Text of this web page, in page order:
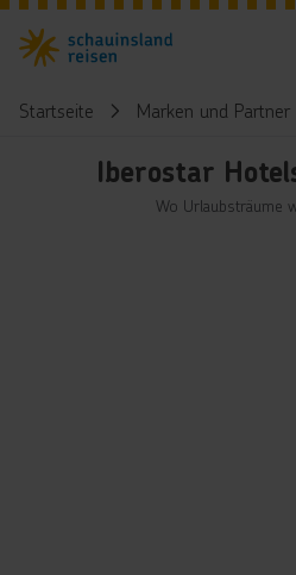
Startseite Marken und Partner
Iberostar
Wo Urlaubsträume